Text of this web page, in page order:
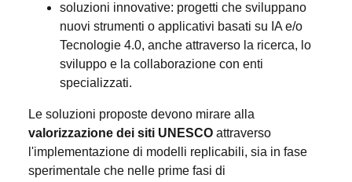
soluzioni innovative: progetti che sviluppano
nuovi strumenti o applicativi basati su IA e/o
Tecnologie 4.0, anche attraverso la ricerca, lo
sviluppo e la collaborazione con enti
specializzati.
Le soluzioni proposte devono mirare alla
valorizzazione dei siti UNESCO attraverso
l'implementazione di modelli replicabili, sia in fase
sperimentale che nelle prime fasi di